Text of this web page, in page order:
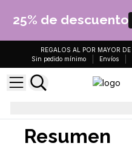
25% de descuento
REGALOS AL POR MAYOR
Sin pedido mínimo
Envíos
Resumen